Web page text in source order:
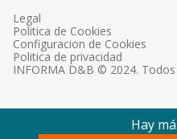
INFORMA D&B © 2024.
Legal
Politica de Cookies
Configuracion de Cookies
Politica de privacidad
Hay